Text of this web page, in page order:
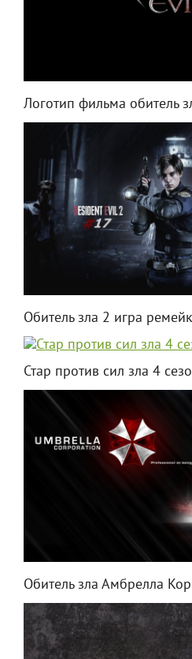
Логотип фильма обитель
Обитель зла 2 игра ремейк
Стар против сил зла 4
Обитель зла Амбрелла